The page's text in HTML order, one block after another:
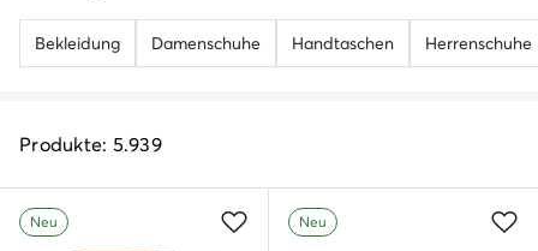
Bekleidung Damenschuhe Handtaschen Herrenschuhe
Produkte: 5.939
Neu Neu